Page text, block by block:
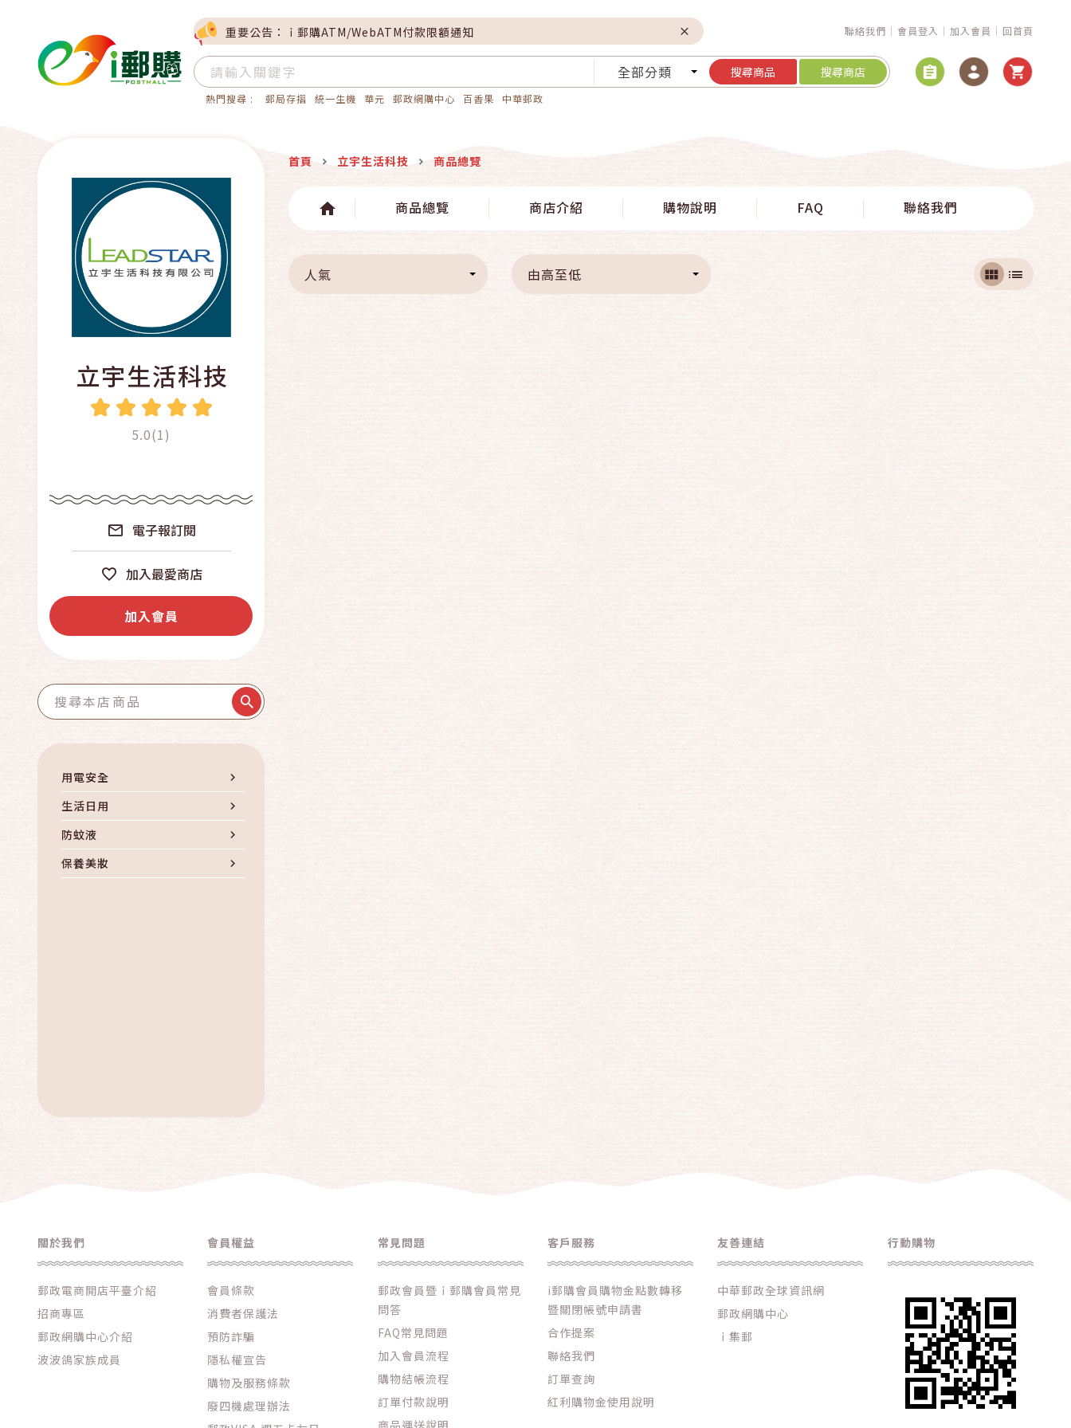
重要公告：ｉ郵購ATM/WebATM付款限額通知 聯絡我們 會員登入 加入會員 回首頁
全部分類 搜尋商品 搜尋商店
熱門搜尋 : 郵局存摺 統一生機 華元 郵政網購中心 百香果 中華郵政
立宇生活科技
5.0(1)
電子報訂閱
加入最愛商店
加入會員
用電安全
生活日用
防蚊液
保養美妝
首頁 立宇生活科技 商品總覽
商品總覽 商店介紹 購物說明 FAQ 聯絡我們
人氣 由高至低
關於我們
郵政電商開店平臺介紹
招商專區
郵政網購中心介紹
波波鴿家族成員
會員權益
會員條款
消費者保護法
預防詐騙
隱私權宣告
購物及服務條款
廢四機處理辦法
常見問題
郵政會員暨ｉ郵購會員常見
問答
FAQ常見問題
加入會員流程
購物結帳流程
訂單付款說明
客戶服務
i郵購會員購物金點數轉移
暨關閉帳號申請書
合作提案
聯絡我們
訂單查詢
紅利購物金使用說明
友善連結
中華郵政全球資訊網
郵政網購中心
ｉ集郵
行動購物